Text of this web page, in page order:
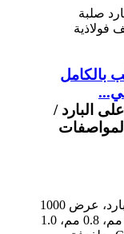
بالكامل
البارد /